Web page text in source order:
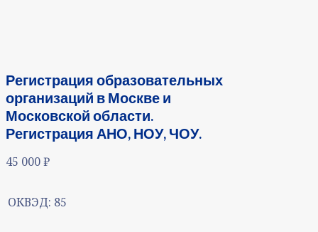
Регистрация образовательных
организаций в Москве и
Московской области.
Регистрация АНО, НОУ, ЧОУ.
45 000₽
ОКВЭД: 85